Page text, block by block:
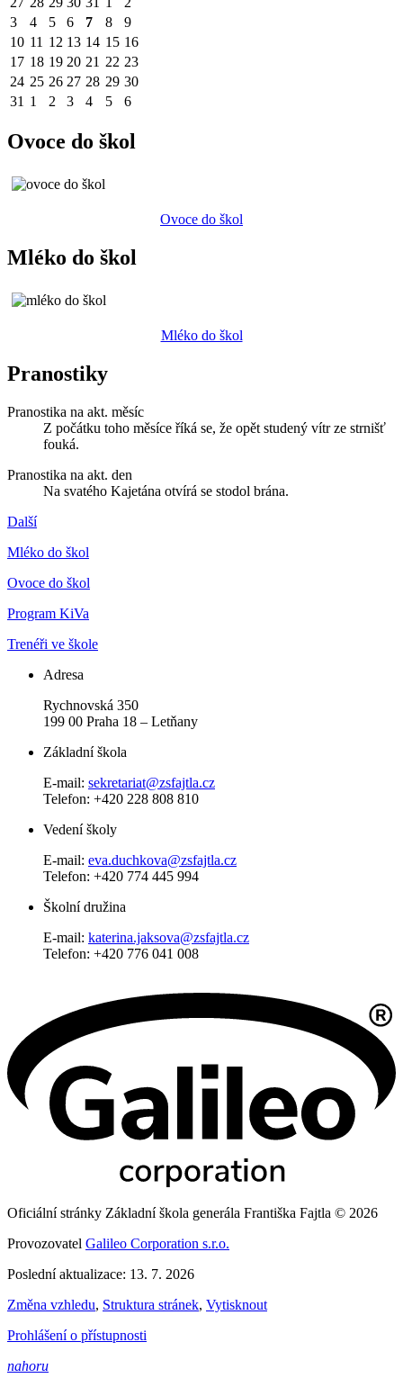
3
4 5 6 7 8
9
10 11 12 13 14 15 16
17 18 19 20 21 22 23
24 25 26 27 28 29 30
31 1 2 3 4 5 6
Ovoce do škol
Ovoce do škol
Mléko do škol
Mléko do škol
Pranostiky
Pranostika na akt. měsíc
Z počátku toho měsíce říká se, že opět studený vítr ze strnišť
fouká.
Pranostika na akt. den
Na svatého Kajetána otvírá se stodol brána.
Další
Mléko do škol
Ovoce do škol
Program KiVa
Trenéři ve škole
Adresa
Rychnovská 350
199 00 Praha 18 – Letňany
Základní škola
E-mail: sekretariat@zsfajtla.cz
Telefon: +420 228 808 810
Vedení školy
E-mail: eva.duchkova@zsfajtla.cz
Telefon: +420 774 445 994
Školní družina
E-mail: katerina.jaksova@zsfajtla.cz
Telefon: +420 776 041 008
Oficiální stránky Základní škola generála Františka Fajtla © 2026
Provozovatel Galileo Corporation s.r.o.
Poslední aktualizace: 13. 7. 2026
Změna vzhledu, Struktura stránek, Vytisknout
Prohlášení o přístupnosti
nahoru